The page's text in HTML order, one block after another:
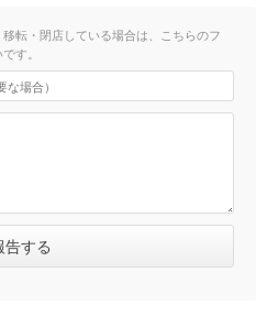
転・閉店している場合は、こちらのフ
す。